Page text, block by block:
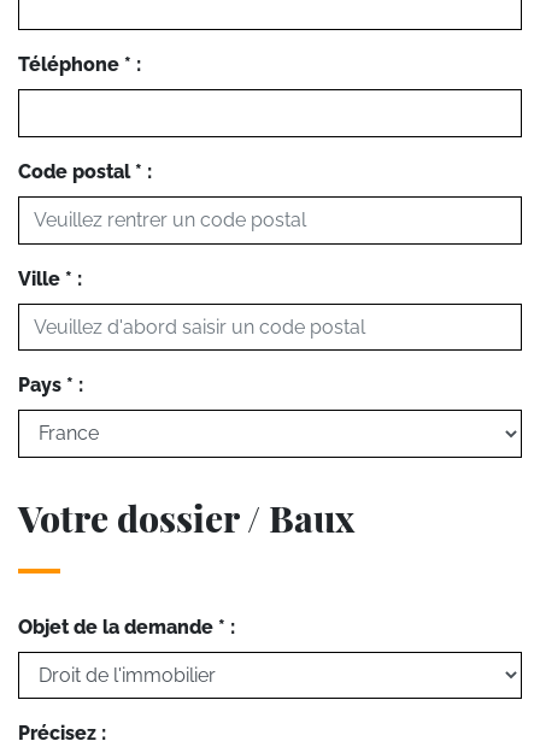
Téléphone * :
Code postal * :
Ville * :
Pays * :
Votre dossier / Baux
Objet de la demande * :
Précisez :